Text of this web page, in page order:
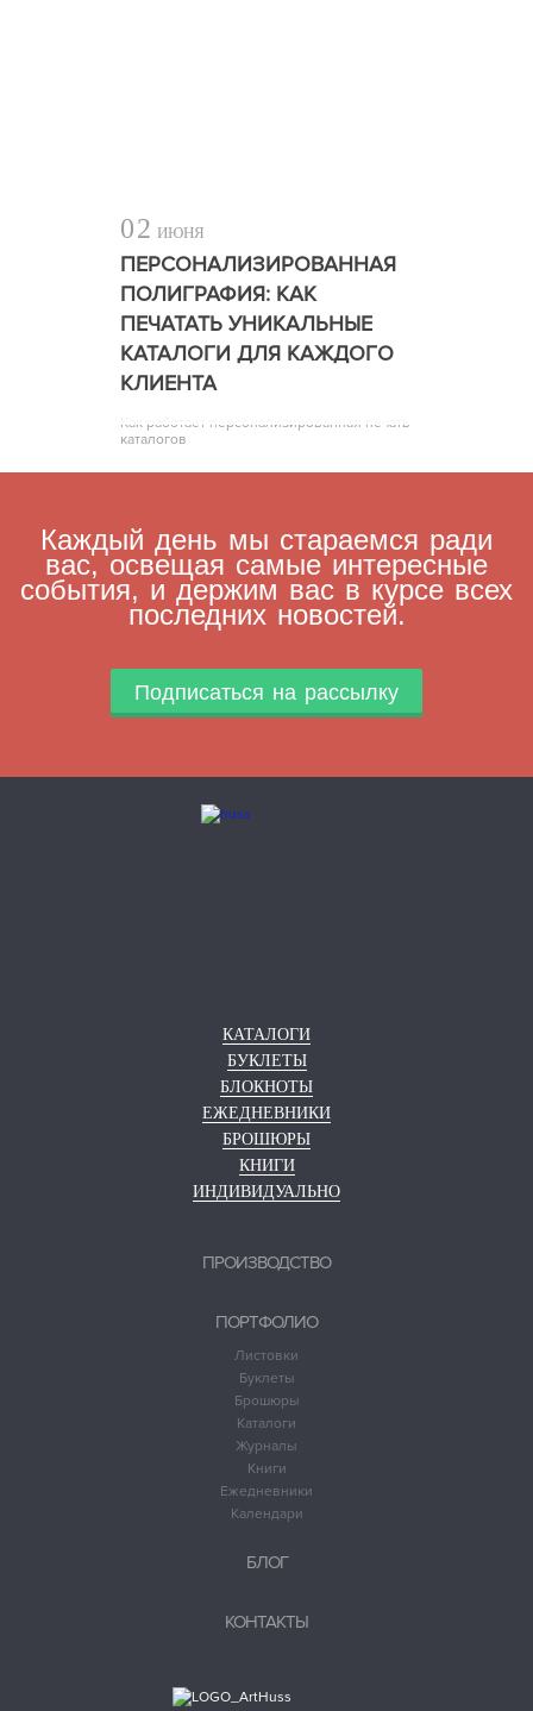
02 ИЮНЯ
ПЕРСОНАЛИЗИРОВАННАЯ
ПОЛИГРАФИЯ: КАК
ПЕЧАТАТЬ УНИКАЛЬНЫЕ
КАТАЛОГИ ДЛЯ КАЖДОГО
КЛИЕНТА
Как работает персонализированная печать
каталогов
Каждый день мы стараемся ради
вас, освещая самые интересные
события, и держим вас в курсе всех
последних новостей.
Подписаться на рассылку
КАТАЛОГИ
БУКЛЕТЫ
БЛОКНОТЫ
ЕЖЕДНЕВНИКИ
БРОШЮРЫ
КНИГИ
ИНДИВИДУАЛЬНО
ПРОИЗВОДСТВО
ПОРТФОЛИО
Листовки
Буклеты
Брошюры
Каталоги
Журналы
Книги
Ежедневники
Календари
БЛОГ
КОНТАКТЫ